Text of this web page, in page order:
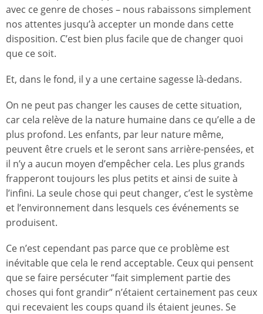
avec ce genre de choses – nous rabaissons simplement
nos attentes jusqu’à accepter un monde dans cette
disposition. C’est bien plus facile que de changer quoi
que ce soit.
Et, dans le fond, il y a une certaine sagesse là-dedans.
On ne peut pas changer les causes de cette situation,
car cela relève de la nature humaine dans ce qu’elle a de
plus profond. Les enfants, par leur nature même,
peuvent être cruels et le seront sans arrière-pensées, et
il n’y a aucun moyen d’empêcher cela. Les plus grands
frapperont toujours les plus petits et ainsi de suite à
l’infini. La seule chose qui peut changer, c’est le système
et l’environnement dans lesquels ces événements se
produisent.
Ce n’est cependant pas parce que ce problème est
inévitable que cela le rend acceptable. Ceux qui pensent
que se faire persécuter “fait simplement partie des
choses qui font grandir” n’étaient certainement pas ceux
qui recevaient les coups quand ils étaient jeunes. Se